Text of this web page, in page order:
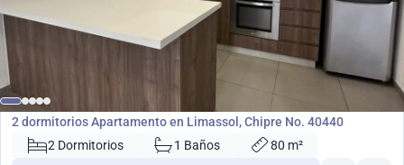
Apartamento
2 dormitorios Apartamento en Limassol, Chipre No. 40440
2 Dormitorios
1 Baños 80 m²